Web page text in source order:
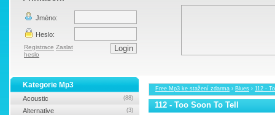
Jméno:
Heslo:
Registrace Zaslat
heslo
Free Mp3 ke stažení zdarma › Blues › 112 -
112 - Too Soon To Tell
Kategorie Mp3
Acoustic (88)
Alternative (3)